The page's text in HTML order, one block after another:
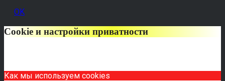
OK
Cookie и настройки приватности
Как мы используем cookies